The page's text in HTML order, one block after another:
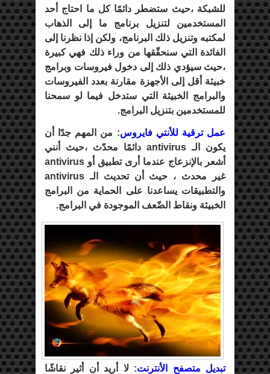
للشبكة ،حيث ستضطر دائمًا كل ما احتاج أحد
المستخدمين لتنزيل برنامج ما إلى الذهاب
لمكتبه وتنزيل ذلك البرنامج، ولكن إذا نظرنا إلى
الفائدة التي سنحقّقها من وراء ذلك فهي كبيرة
،حيث سيؤدي ذلك إلى دخول فيروسات وبرامج
خبيثة أقل إلى الأجهزة مقارنة بعدد الفيروسات
والبرامج الخبيثة التي ستدخل فيما لو سمحنا
للمستخدمين بتنزيل البرامج.
عمل ترقية للأنتي فايروس: من المهم جدًا أن
يكون الـ antivirus دائمًا محدّث ،حيث أنني
أشعر بالإنزعاج عندما أرى تطبيق أو antivirus
غير محدث ، حيث أن تحديث الـ antivirus
والتطبيقات يساعدنا على الحماية من البرامج
الخبيثة ونقاط الضّعف الموجودة في البرامج.
تبديل متصفح الأنترنت: لا أريد أن أثير نقاشًا